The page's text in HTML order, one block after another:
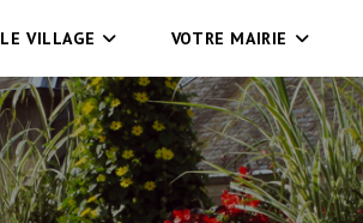
LE VILLAGE VOTRE MAIRIE